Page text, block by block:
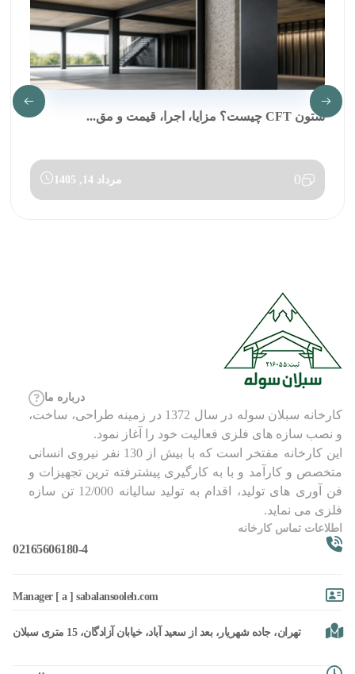
ستون CFT چیست؟ مزایا، اجرا، قیمت و مق...
0 مرداد 14, 1405
درباره ما
کارخانه سبلان سوله در سال 1372 در زمینه طراحی، ساخت،
و نصب سازه های فلزی فعالیت خود را آغاز نمود.
این کارخانه مفتخر است که با بیش از 130 نفر نیروی انسانی
متخصص و کارآمد و با به کارگیری پیشترفته ترین تجهیزات و
فن آوری های تولید، اقدام به تولید سالیانه 12/000 تن سازه
فلزی می نماید.
اطلاعات تماس کارخانه
02165606180-4
Manager [ a ] sabalansooleh.com
تهران، جاده شهریار، بعد از سعید آباد، خیابان آزادگان، 15 متری سبلان